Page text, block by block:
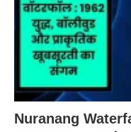
Nuranang